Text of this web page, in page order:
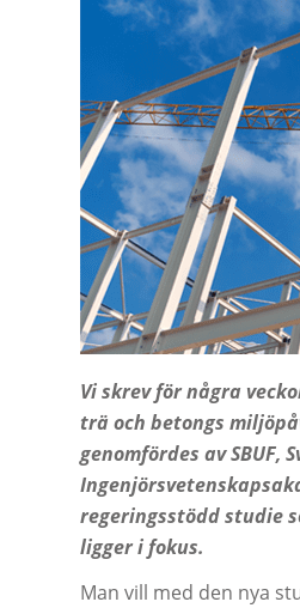
Vi skrev för några
trä och betongs
genomfördes av SBUF,
regeringsstödd studie
ligger i fokus.
Man vill med den nya